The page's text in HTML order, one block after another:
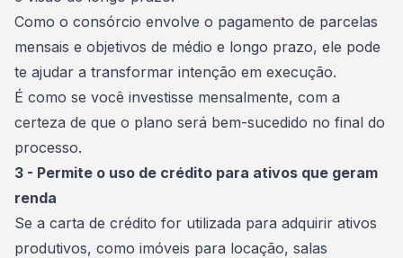
Como o consórcio envolve o pagamento de parcelas
mensais e objetivos de médio e longo prazo, ele pode
te ajudar a transformar intenção em execução.
É como se você investisse mensalmente, com a
certeza de que o plano será bem-sucedido no final do
processo.
3 - Permite o uso de crédito para ativos que geram
renda
Se a carta de crédito for utilizada para adquirir ativos
produtivos, como imóveis para locação, salas